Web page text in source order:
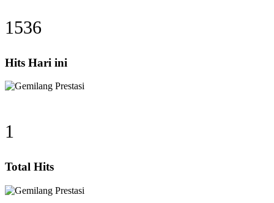
1536
Hits Hari ini
1
Total Hits